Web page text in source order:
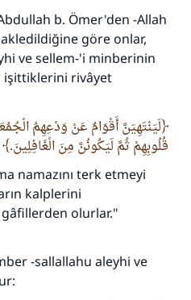
b. Ömer'den -Allah
göre onlar,
ve sellem-'i minberinin
işittiklerini rivâyet
لَيَنْتَهِيَنَّ أَقْوَامٌ عَنْ وَدْعِهِمُ
قُلُوبِهِمْ ثُمَّ لَيَكُونُنَّ مِنَ الْغَافِلِينَ.
namazını terk etmeyi
kalplerini
olurlar."
-sallallahu aleyhi ve